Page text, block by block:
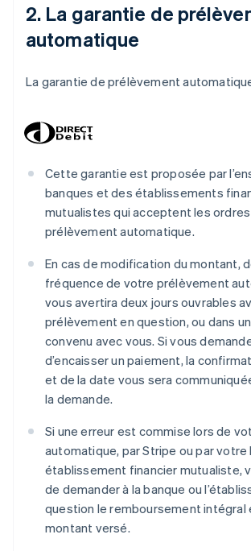
2. La garantie de
automatique
La garantie de prélèvement
Cette garantie est proposée par
banques et des établissements
mutualistes qui acceptent les
prélèvement automatique.
En cas de modification du montant,
fréquence de votre prélèvement
vous avertira deux jours ouvrables
prélèvement en question, ou dans
convenu avec vous. Si vous
d’encaisser un paiement, la
et de la date vous sera
la demande.
Si une erreur est commise lors de
automatique, par Stripe ou par votre
établissement financier mutualiste,
de demander à la banque ou
question le remboursement intégral
montant versé.